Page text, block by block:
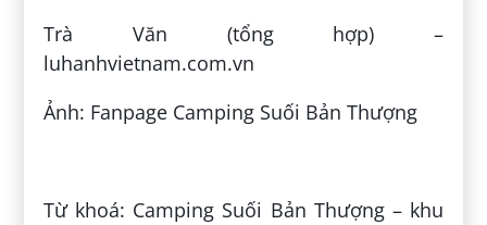
Trà Văn (tổng hợp) –
luhanhvietnam.com.vn
Ảnh: Fanpage Camping Suối Bản Thượng
Từ khoá: Camping Suối Bản Thượng – khu